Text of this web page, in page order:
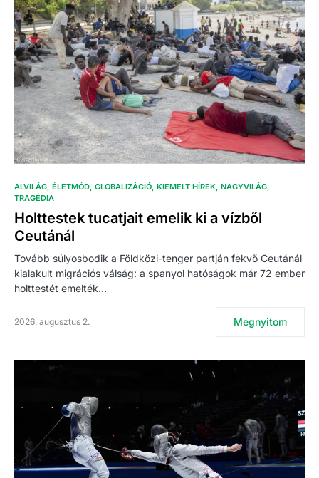
ALVILÁG ÉLETMÓD GLOBALIZÁCIÓ KIEMELT HÍREK NAGYVILÁG
TRAGÉDIA
Holttestek tucatjait emelik ki a vízből
Ceutánál
Tovább súlyosbodik a Földközi-tenger partján fekvő Ceutánál
kialakult migrációs válság: a spanyol hatóságok már 72 ember
holttestét emelték…
2026. augusztus 2. Megnyitom